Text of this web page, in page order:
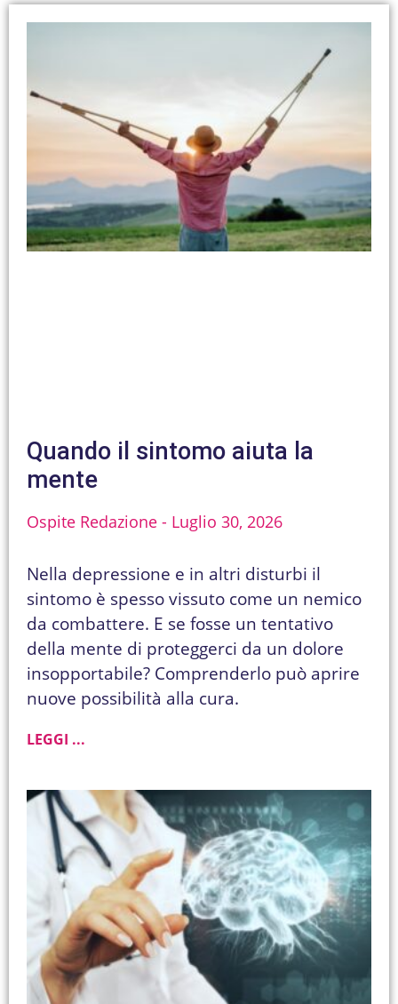
Quando il sintomo aiuta la
mente
Ospite Redazione Luglio 30, 2026
Nella depressione e in altri disturbi il
sintomo è spesso vissuto come un nemico
da combattere. E se fosse un tentativo
della mente di proteggerci da un dolore
insopportabile? Comprenderlo può aprire
nuove possibilità alla cura.
LEGGI ...